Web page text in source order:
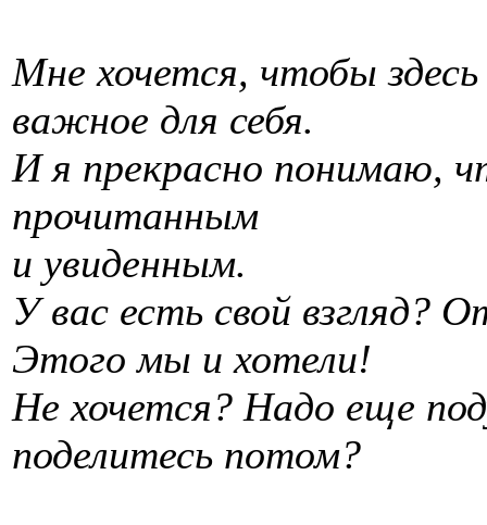
Мне хочется, чтобы
важное для себя.
И я прекрасно понимаю,
прочитанным
и увиденным.
У вас есть свой взгляд?
Этого мы и хотели!
Не хочется? Надо еще
поделитесь потом?